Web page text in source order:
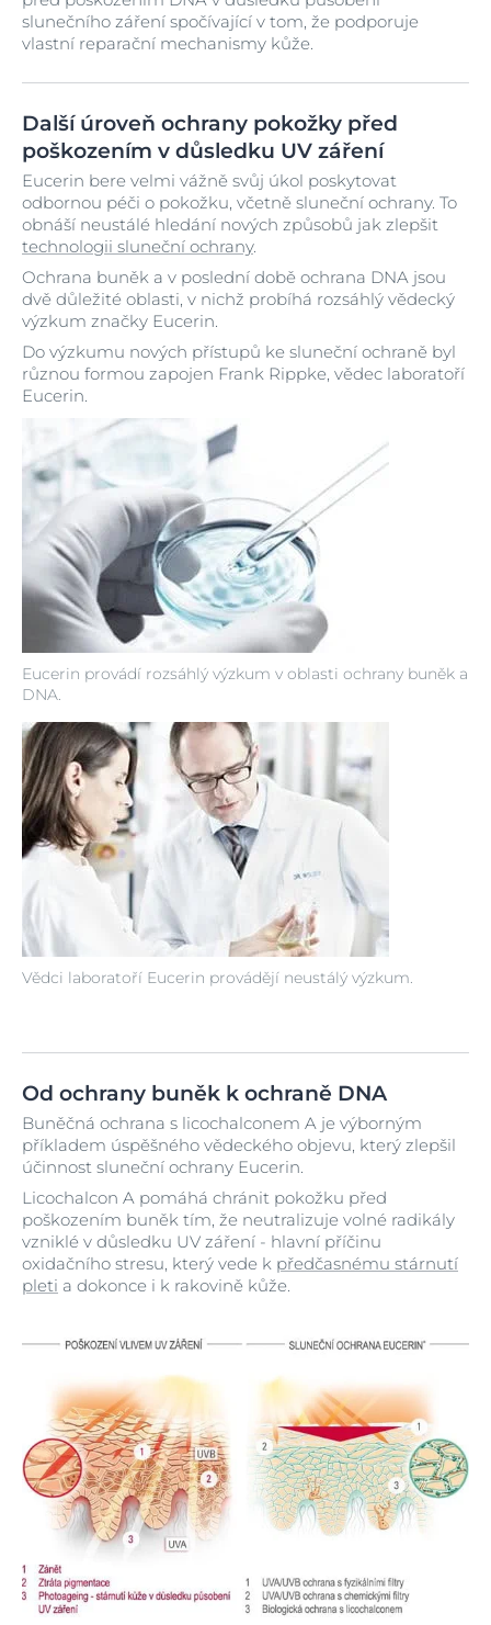
slunečního záření spočívající v tom, že podporuje
vlastní reparační mechanismy kůže.
Další úroveň ochrany pokožky před
poškozením v důsledku UV záření
Eucerin provádí rozsáhlý výzkum v oblasti ochrany buněk a
DNA.
Vědci laboratoří Eucerin provádějí neustálý výzkum.
Eucerin bere velmi vážně svůj úkol poskytovat
odbornou péči o pokožku, včetně sluneční ochrany. To
obnáší neustálé hledání nových způsobů jak zlepšit
technologii sluneční ochrany.
Ochrana buněk a v poslední době ochrana DNA jsou
dvě důležité oblasti, v nichž probíhá rozsáhlý vědecký
výzkum značky Eucerin.
Do výzkumu nových přístupů ke sluneční ochraně byl
různou formou zapojen Frank Rippke, vědec laboratoří
Eucerin.
Od ochrany buněk k ochraně DNA
Buněčná ochrana s licochalconem A je výborným
příkladem úspěšného vědeckého objevu, který zlepšil
účinnost sluneční ochrany Eucerin.
Licochalcon A pomáhá chránit pokožku před
poškozením buněk tím, že neutralizuje volné radikály
vzniklé v důsledku UV záření - hlavní příčinu
oxidačního stresu, který vede k předčasnému stárnutí
pleti a dokonce i k rakovině kůže.